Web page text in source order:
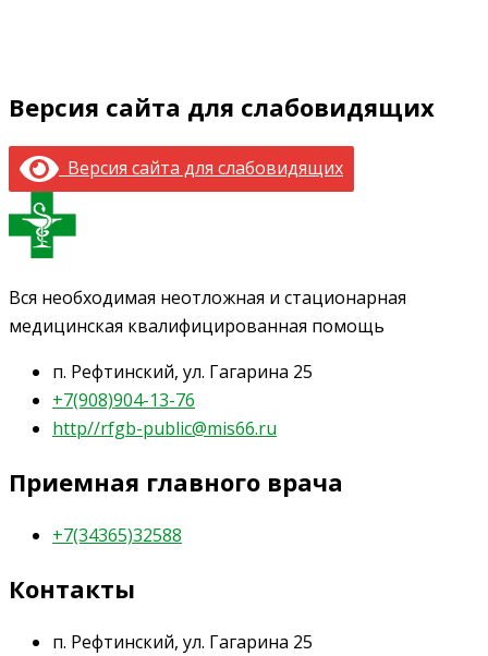
Версия сайта для слабовидящих
Версия сайта для слабовидящих
Вся необходимая неотложная и стационарная
медицинская квалифицированная помощь
п. Рефтинский, ул. Гагарина 25
+7(908)904-13-76
http//rfgb-public@mis66.ru
Приемная главного врача
+7(34365)32588
Контакты
п. Рефтинский, ул. Гагарина 25